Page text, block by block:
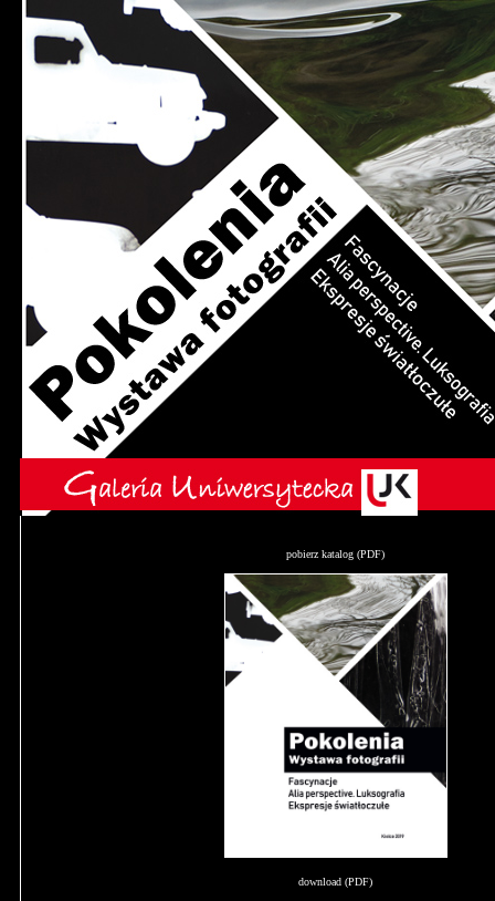
pobierz katalog (PDF)
download (PDF)